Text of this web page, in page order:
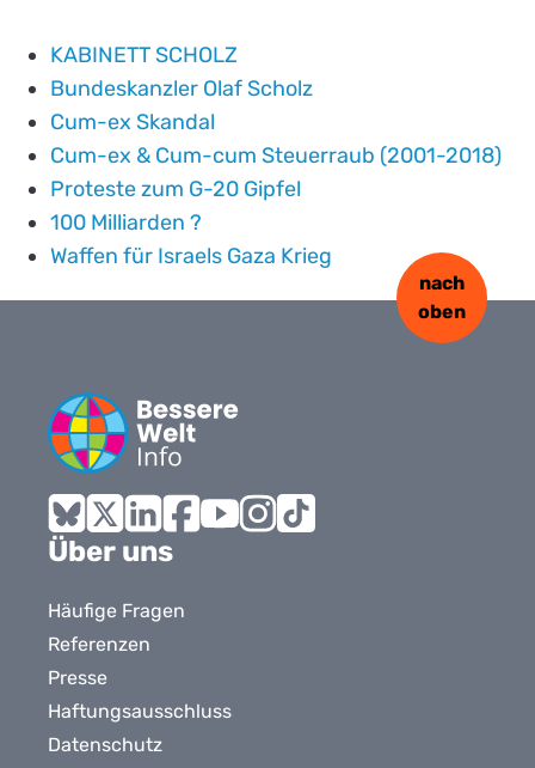
KABINETT SCHOLZ
Bundeskanzler Olaf Scholz
Cum-ex Skandal
Cum-ex & Cum-cum Steuerraub (2001-2018)
Proteste zum G-20 Gipfel
100 Milliarden ?
Waffen für Israels Gaza Krieg
Bluesky
X LinkedInFacebook
nach
oben
Über uns
Häufige Fragen
Referenzen
Presse
Haftungsausschluss
Datenschutz